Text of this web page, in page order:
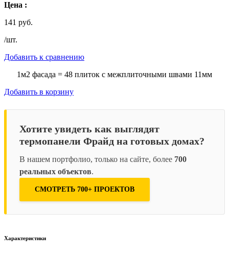
Цена :
141 руб.
/шт.
Добавить к сравнению
1м2 фасада = 48 плиток с межплиточными швами 11мм
Добавить в корзину
Хотите увидеть как выглядят
термопанели Фрайд на готовых домах?
В нашем портфолио, только на сайте, более 700
реальных объектов.
СМОТРЕТЬ 700+ ПРОЕКТОВ
Характеристики